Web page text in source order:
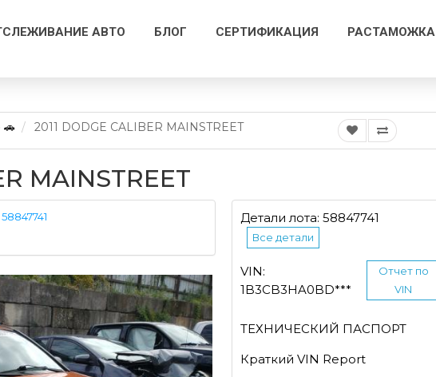
АВТО БЛОГ СЕРТИФИКАЦИЯ РАСТАМОЖКА
🚗 2011 DODGE CALIBER MAINSTREET
MAINSTREET
58847741
Детали лота: 58847741
Все детали
VIN:
1B3CB3HA0BD***
Отчет по
VIN
ТЕХНИЧЕСКИЙ ПАСПОРТ
Краткий VIN Report